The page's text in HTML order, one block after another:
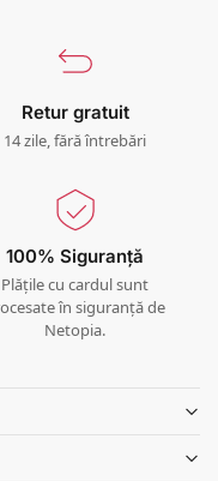
Retur gratuit
14 zile, fără întrebări
100% Siguranță
Plățile cu cardul sunt
în siguranță de
Netopia.